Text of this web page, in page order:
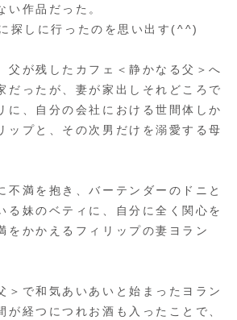
い作品だった。
探しに行ったのを思い出す(^^)
が残したカフェ＜静かなる父＞へ
だったが、妻が家出しそれどころで
に、自分の会社における世間体しか
ップと、その次男だけを溺愛する母
不満を抱き、バーテンダーのドニと
る妹のベティに、自分に全く関心を
をかかえるフィリップの妻ヨラン
＞で和気あいあいと始まったヨラン
が経つにつれお酒も入ったことで、